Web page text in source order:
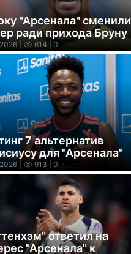
"Арсенала" сменили
ради прихода Бруну
| 614 | 0
7 альтернатив
для "Арсенала"
| 913 | 0
ответил на
"Арсенала" к